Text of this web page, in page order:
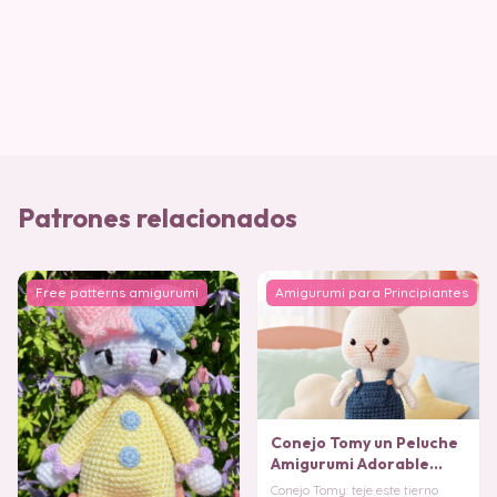
Patrones relacionados
Free patterns amigurumi Amigurumi para Principiantes
Conejo Tomy un Peluche
Amigurumi Adorable
(Patrón Gratis)
Conejo Tomy: teje este tierno